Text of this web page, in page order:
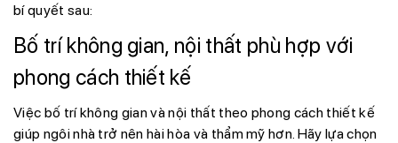
bí quyết sau:
Bố trí không gian, nội thất phù hợp với
phong cách thiết kế
Việc bố trí không gian và nội thất theo phong cách thiết kế
giúp ngôi nhà trở nên hài hòa và thẩm mỹ hơn. Hãy lựa chọn